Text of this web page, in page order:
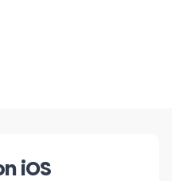
iOS